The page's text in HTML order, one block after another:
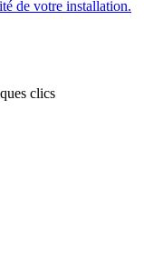
de votre installation.
clics